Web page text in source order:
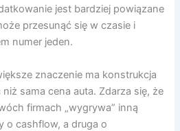
jest bardziej powiązane
przesunąć się w czasie i
numer jeden.
znaczenie ma konstrukcja
sama cena auta. Zdarza się, że
firmach „wygrywa” inną
o cashflow, a druga o